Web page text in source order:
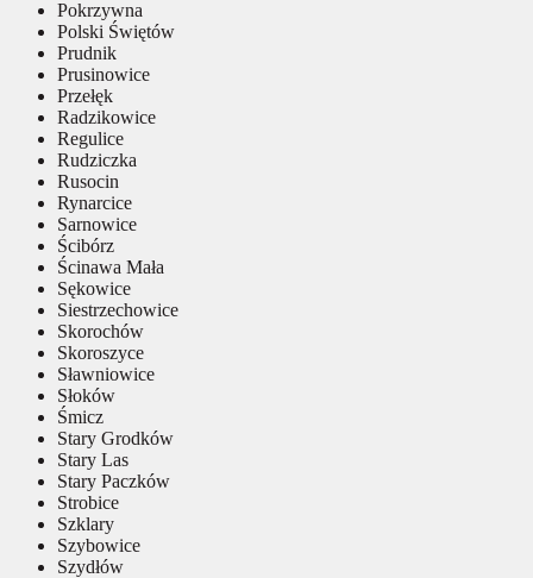
Pokrzywna
Polski Świętów
Prudnik
Prusinowice
Przełęk
Radzikowice
Regulice
Rudziczka
Rusocin
Rynarcice
Sarnowice
Ścibórz
Ścinawa Mała
Sękowice
Siestrzechowice
Skorochów
Skoroszyce
Sławniowice
Słoków
Śmicz
Stary Grodków
Stary Las
Stary Paczków
Strobice
Szklary
Szybowice
Szydłów